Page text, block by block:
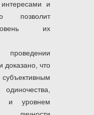
и
позволит
их
доказано, что
и уровнем